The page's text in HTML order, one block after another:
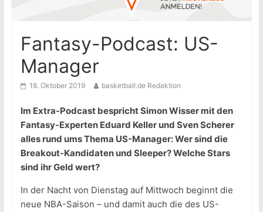
Fantasy-Podcast: US-
Manager
18. Oktober 2019 basketball.de Redaktion
Im Extra-Podcast bespricht Simon Wisser mit den
Fantasy-Experten Eduard Keller und Sven Scherer
alles rund ums Thema US-Manager: Wer sind die
Breakout-Kandidaten und Sleeper? Welche Stars
sind ihr Geld wert?
In der Nacht von Dienstag auf Mittwoch beginnt die
neue NBA-Saison – und damit auch die des US-